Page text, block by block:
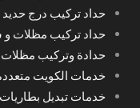
حداد تركيب درج
حداد تركيب مظلات و
حدادة وتركيب
خدمات الكويت
خدمات تبديل